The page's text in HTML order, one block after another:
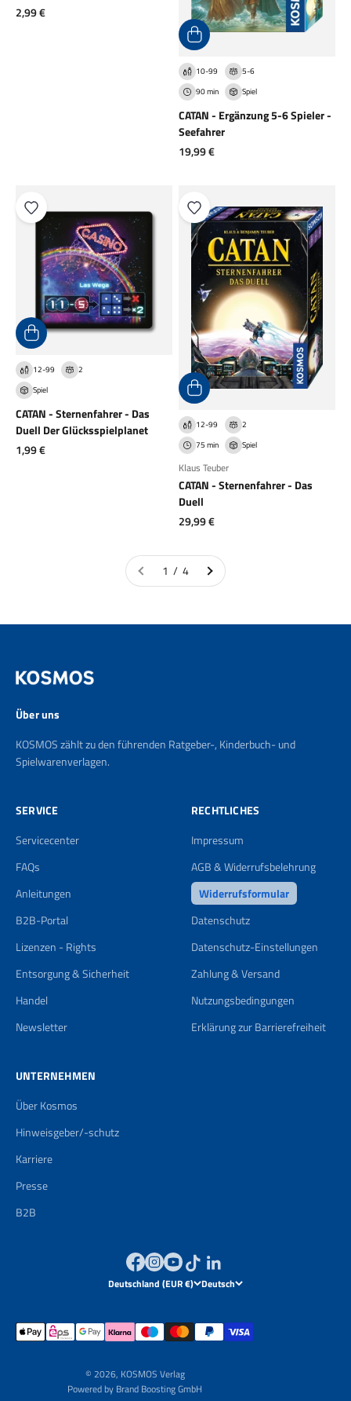
Angebot
2,99 €
10-99
5-6
90 min
Spiel
CATAN - Ergänzung 5-6 Spieler -
Seefahrer
Angebot
19,99 €
12-99
2
Spiel
CATAN - Sternenfahrer - Das
Duell Der Glücksspielplanet
Angebot
1,99 €
12-99
2
75 min
Spiel
Klaus Teuber
CATAN - Sternenfahrer - Das
Duell
Angebot
29,99 €
1 / 4
Über uns
KOSMOS zählt zu den führenden Ratgeber-, Kinderbuch- und
Spielwarenverlagen.
SERVICE
Servicecenter
FAQs
Anleitungen
B2B-Portal
Lizenzen - Rights
Entsorgung & Sicherheit
Handel
Newsletter
RECHTLICHES
Impressum
AGB & Widerrufsbelehrung
Widerrufsformular
Datenschutz
Datenschutz-Einstellungen
Zahlung & Versand
Nutzungsbedingungen
Erklärung zur Barrierefreiheit
UNTERNEHMEN
Über Kosmos
Hinweisgeber/-schutz
Karriere
Presse
B2B
Deutschland (EUR €) Deutsch
© 2026, KOSMOS Verlag
Powered by Brand Boosting GmbH